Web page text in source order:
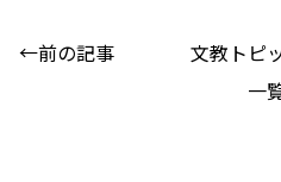
←前の記事
文教トピ
一